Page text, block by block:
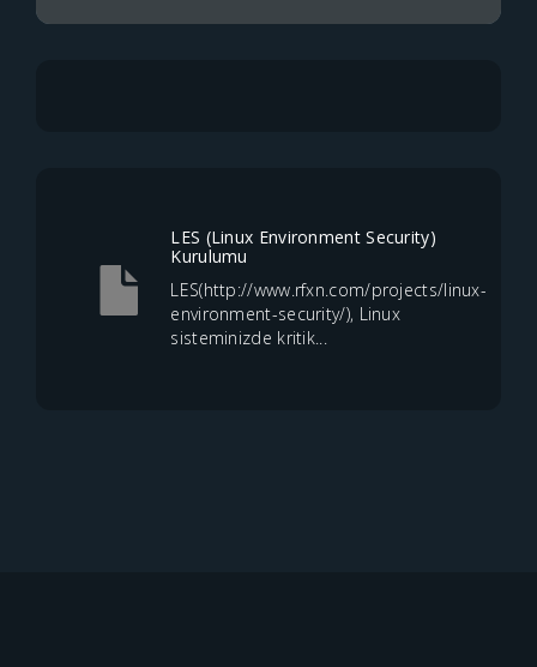
LES (Linux Environment Security)
Kurulumu
LES(http://www.rfxn.com/projects/linux-
environment-security/), Linux
sisteminizde kritik...